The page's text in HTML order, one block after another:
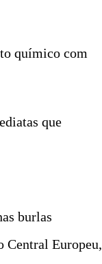
químico com
que
burlas
Central Europeu,